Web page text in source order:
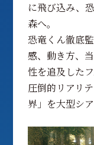
に飛び込み、
森へ。
恐竜くん徹底
感、動き方、
性を追及した
圧倒的リアリ
界」を大型シ